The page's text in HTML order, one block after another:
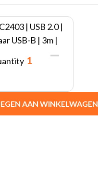
| USB 2.0 |
USB-B | 3m |
AAN WINKELWAGEN